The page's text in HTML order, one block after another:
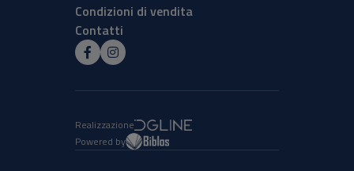
Condizioni di vendita
Contatti
Realizzazione
Powered by